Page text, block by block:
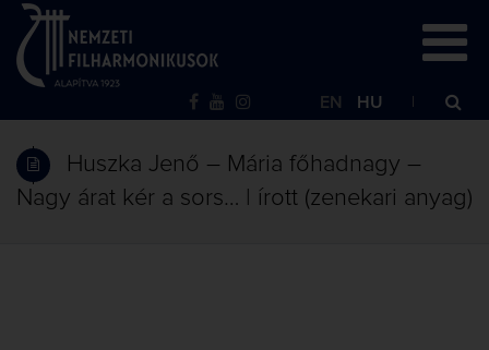
EN HU
Huszka Jenő – Mária főhadnagy –
Nagy árat kér a sors… | írott (zenekari anyag)